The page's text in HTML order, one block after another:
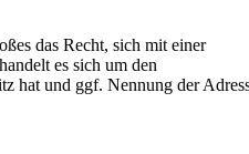
das Recht, sich mit einer
es sich um den
hat und ggf. Nennung der